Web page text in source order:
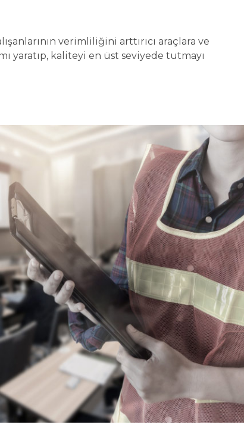
verimliliğini arttırıcı araçlara ve
yaratıp, kaliteyi en üst seviyede tutmayı